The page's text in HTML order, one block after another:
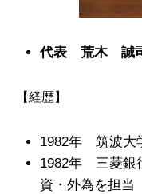
代表 荒木 誠
【経歴】
1982年 筑波大
1982年 三菱銀
資・外為を担当